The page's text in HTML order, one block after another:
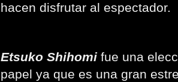
hacen disfrutar al espectador.
Etsuko Shihomi fue una
papel ya que es una gran